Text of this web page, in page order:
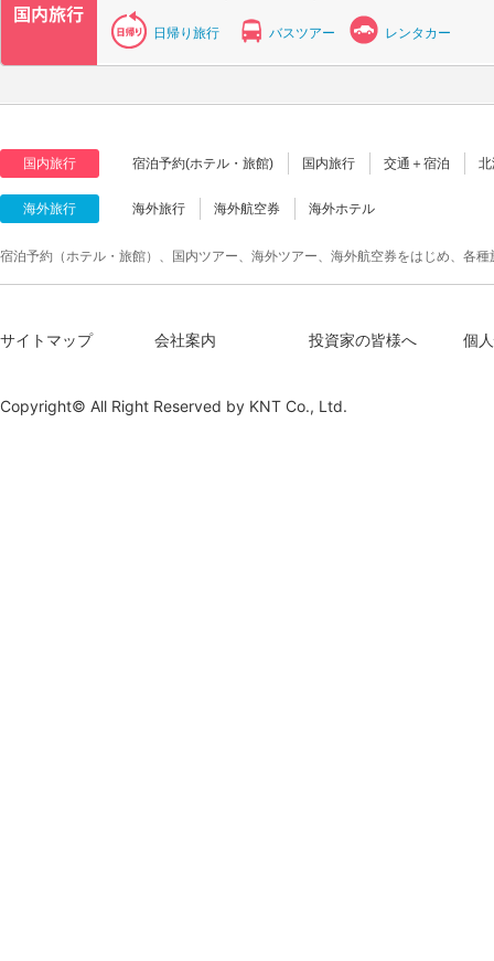
日帰り旅行 バスツアー レンタカー
国内旅行 宿泊予約(ホテル・旅館) 国内旅行 交通＋宿泊
海外旅行 海外旅行 海外航空券 海外ホテル
宿泊予約（ホテル・旅館）、国内ツアー、海外ツアー、海外航空券をはじめ、各
サイトマップ 会社案内 投資家の皆様へ 個
Copyright© All Right Reserved by KNT Co., Ltd.